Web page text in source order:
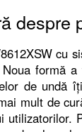
despre
cu
formă
de undă
mult de